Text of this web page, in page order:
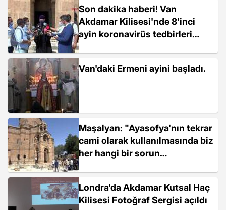
Son dakika haberi! Van
Akdamar Kilisesi'nde 8'inci
ayin koronavirüs tedbirleri
Van'daki Ermeni ayini başladı.
Maşalyan: "Ayasofya'nın tekrar
cami olarak kullanılmasında biz
her hangi bir sorun
Londra'da Akdamar Kutsal Haç
Kilisesi Fotoğraf Sergisi açıldı